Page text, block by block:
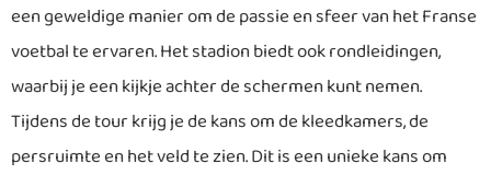
een geweldige manier om de passie en sfeer van het Franse
voetbal te ervaren. Het stadion biedt ook rondleidingen,
waarbij je een kijkje achter de schermen kunt nemen.
Tijdens de tour krijg je de kans om de kleedkamers, de
persruimte en het veld te zien. Dit is een unieke kans om